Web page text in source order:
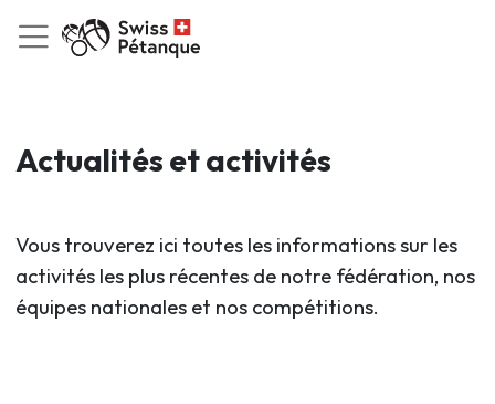
Actualités et activités
Vous trouverez ici toutes les informations sur les
activités les plus récentes de notre fédération, nos
équipes nationales et nos compétitions.